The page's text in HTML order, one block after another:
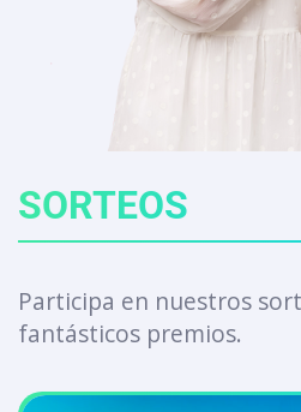
SORTEOS
Participa en nuestros
fantásticos premios.